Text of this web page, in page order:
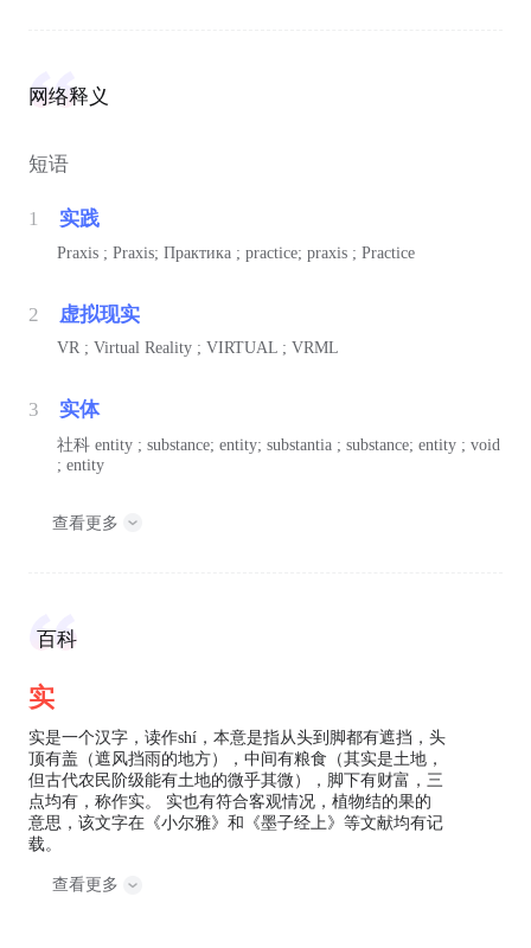
网络释义
短语
1 实践
Praxis ; Praxis; Практика ; practice; praxis ; Practice
2 虚拟现实
VR ; Virtual Reality ; VIRTUAL ; VRML
3 实体
社科 entity ; substance; entity; substantia ; substance; entity ; void
; entity
查看更多
百科
实
实是一个汉字，读作shí，本意是指从头到脚都有遮挡，头
顶有盖（遮风挡雨的地方），中间有粮食（其实是土地，
但古代农民阶级能有土地的微乎其微），脚下有财富，三
点均有，称作实。 实也有符合客观情况，植物结的果的
意思，该文字在《小尔雅》和《墨子经上》等文献均有记
载。
查看更多